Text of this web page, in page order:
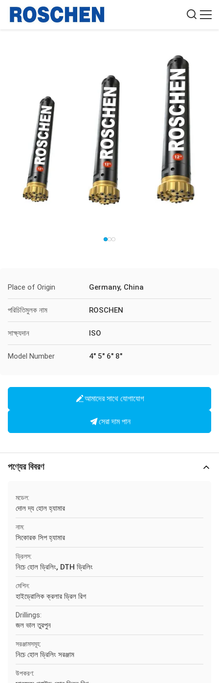
Place of Origin Germany, China
পরিচিতিমুলক নাম ROSCHEN
সাক্ষ্যদান ISO
Model Number 4" 5" 6" 8"
আমাদের সাথে যোগাযোগ
সেরা দাম পান
পণ্যের বিবরণ
মডেল:
দোল দ্য হোল হ্যামার
নাম:
সিকোরক সিপ হ্যামার
ড্রিলস:
নিচে হোল ড্রিলিং, DTH ড্রিলিং
মেশিন:
হাইড্রোলিক ক্রলার ড্রিল রিগ
Drillings:
জল ভাল তুরপুন
সরঞ্জামসমূহ:
নিচে হোল ড্রিলিং সরঞ্জাম
উপকরণ: